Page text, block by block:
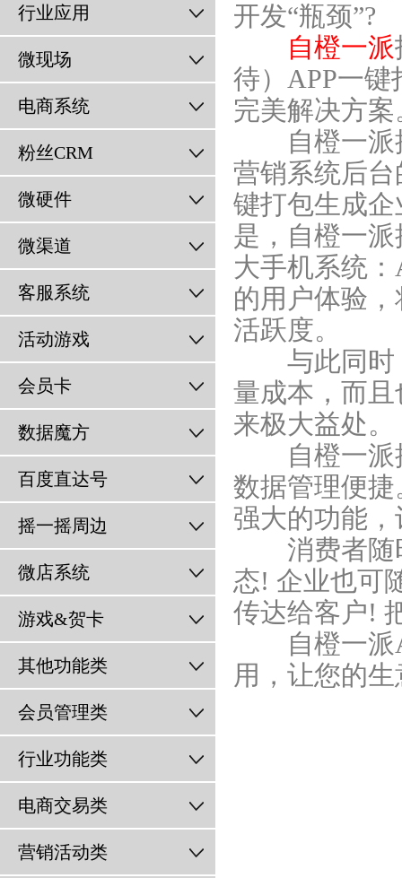
行业应用
微现场
电商系统
粉丝CRM
微硬件
微渠道
客服系统
活动游戏
会员卡
数据魔方
百度直达号
摇一摇周边
微店系统
游戏&贺卡
其他功能类
会员管理类
行业功能类
电商交易类
营销活动类
开发“瓶颈”?
自橙一派
待）APP一
完美解决方案
自橙一派
营销系统后
键打包生成
是， 自橙一派
大手机系统
的用户体验
活跃度。
与此同时，
量成本，而
来极大益处。
自橙一派
数据管理便
强大的功能
消费者随时
态! 企业也可
传达给客户!
自橙一派
用，让您的